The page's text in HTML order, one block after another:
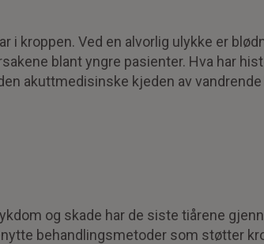
i kroppen. Ved en alvorlig ulykke er
blant yngre pasienter. Hva har
akuttmedisinske kjeden av
og skade har de siste tiårene
behandlingsmetoder som støtter